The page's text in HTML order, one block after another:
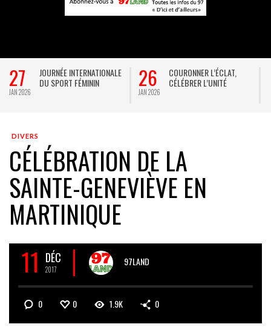
27
JAN 2026
JOURNÉE INTERNATIONALE
DU SPORT FÉMININ
26
JAN 2026
COURONNER L’ÉCLAT,
CÉLÉBRER L’UNITÉ
DIVERS
CÉLÉBRATION DE LA
SAINTE-GENEVIÈVE EN
MARTINIQUE
11 DÉC
2017
97LAND
0 0 1.9K 0